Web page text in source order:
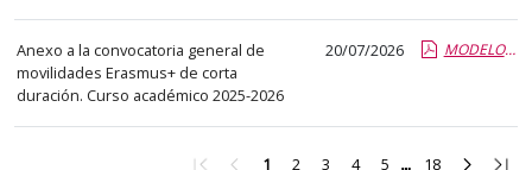
Anexo a la convocatoria general de
movilidades Erasmus+ de corta
duración. Curso académico 2025-2026
20/07/2026 MODELO ANEXO CONVOCATORIA CORTA DURACION TFG BRASIL TRIADENTES.pdf.pdf
Ir Ir 1 2Ir 3 4Ir 5 18Ir Ir Ir